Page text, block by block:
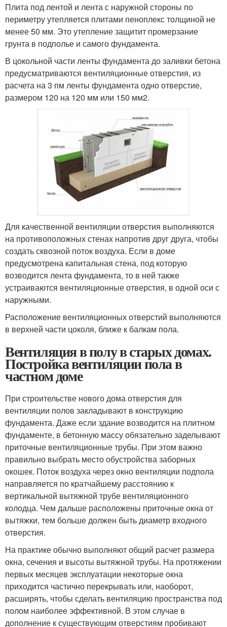
Плита под лентой и лента с наружной стороны по
периметру утепляется плитами пеноплекс толщиной не
менее 50 мм. Это утепление защитит промерзание
грунта в подполье и самого фундамента.
В цокольной части ленты фундамента до заливки бетона
предусматриваются вентиляционные отверстия, из
расчета на 3 пм ленты фундамента одно отверстие,
размером 120 на 120 мм или 150 мм2.
Для качественной вентиляции отверстия выполняются
на противоположных стенах напротив друг друга, чтобы
создать сквозной поток воздуха. Если в доме
предусмотрена капитальная стена, под которую
возводится лента фундамента, то в ней также
устраиваются вентиляционные отверстия, в одной оси с
наружными.
Расположение вентиляционных отверстий выполняются
в верхней части цоколя, ближе к балкам пола.
Вентиляция в полу в старых домах.
Постройка вентиляции пола в
частном доме
При строительстве нового дома отверстия для
вентиляции полов закладывают в конструкцию
фундамента. Даже если здание возводится на плитном
фундаменте, в бетонную массу обязательно заделывают
приточные вентиляционные трубы. При этом важно
правильно выбрать место обустройства заборных
окошек. Поток воздуха через окно вентиляции подпола
направляется по кратчайшему расстоянию к
вертикальной вытяжной трубе вентиляционного
колодца. Чем дальше расположены приточные окна от
вытяжки, тем больше должен быть диаметр входного
отверстия.
На практике обычно выполняют общий расчет размера
окна, сечения и высоты вытяжной трубы. На протяжении
первых месяцев эксплуатации некоторые окна
приходится частично перекрывать или, наоборот,
расширять, чтобы сделать вентиляцию пространства под
полом наиболее эффективной. В этом случае в
дополнение к существующим отверстиям пробивают